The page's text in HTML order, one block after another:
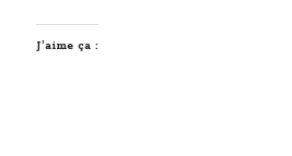
J’aime ça :